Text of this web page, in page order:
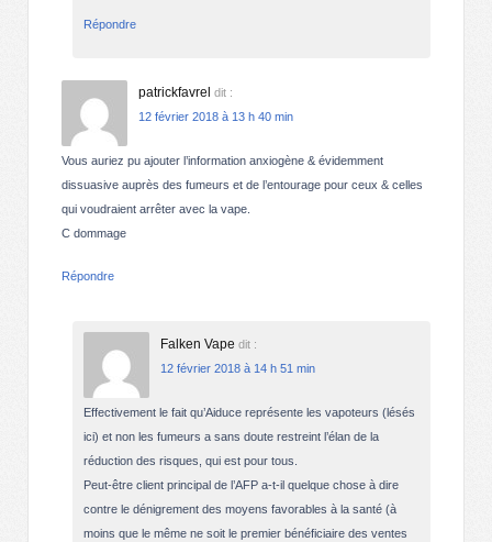
Répondre
patrickfavrel dit :
12 février 2018 à 13 h 40 min
Vous auriez pu ajouter l’information anxiogène & évidemment
dissuasive auprès des fumeurs et de l’entourage pour ceux & celles
qui voudraient arrêter avec la vape.
C dommage
Répondre
Falken Vape dit :
12 février 2018 à 14 h 51 min
Effectivement le fait qu’Aiduce représente les vapoteurs (lésés
ici) et non les fumeurs a sans doute restreint l’élan de la
réduction des risques, qui est pour tous.
Peut-être client principal de l’AFP a-t-il quelque chose à dire
contre le dénigrement des moyens favorables à la santé (à
moins que le même ne soit le premier bénéficiaire des ventes